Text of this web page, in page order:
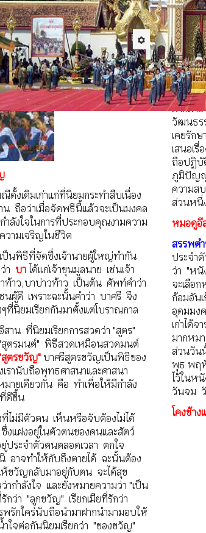
November 2009 Hits: 25238
ดั้งเดิมเก่าแก่ที่นิยมกระทำสืบเนื่อง
น ถือว่าเมื่อจัดพธีนี้แล้วจะเป็นมงคล
ลังใจในการที่ประกอบคุณงามความ
วามเจริญในชีวิต
ป็นพิธีที่จัดซึ่งเจ้านายผู้ใหญ่ทำกัน
า บา ได้แก่เจ้าขุนมูลนาย เช่นเจ้า
ท้าว,บาบ่าวท้าว เป็นต้น ศัพท์คำว่า
นผู้ดี เพราะฉะนั้นคำว่า บาศรี จึง
ที่นิยมเรียกกันมาตั้งแต่โบราณกาล
สาน ที่นิยมเรียกการสวดว่า "สูตร"
สูตรมนต์" พิธีสวดเหมือนสวดมนต์
ตรขวัญ" บาศรีสูตรขวัญเป็นพิธีของ
านับถือพุทธศาสนาและศาสนา
ยเดียวกัน คือ ทำเพื่อให้มีกำลัง
ดีขึ้น
ที่ไม่มีตัวตน เห็นหรือจับต้องไม่ได้
แฝงอยู่ในตัวตนของคนและสัตว์
ประจำตัวตนตลอดเวลา ตกใจ
อาจทำให้กับถึงตายได้ ฉะนั้นต้อง
ขวัญกลับมาอยู่กับตน จะได้สุข
กำลังใจ และยังหมายความว่า "เป็น
กว่า "ลูกขวัญ" เรียกเมียที่รักว่า
พรักใคร่นับถือนำมาฝากนำมามอบให้
ำใจต่อกันนิยมเรียกว่า "ของขวัญ"
ประเพณี
ปัจจุบัน
อย่างรว
เป็นยุค
มากมา
วัฒนธร
เคยรัก
เสนอเ
ถือปฏิบั
ภูมิปัญญ
ความส
ส่วนหนึ่
หมอดูอี
สรรพตำ
ประจำ
ว่า "หนั
จะเลือ
ก้อมอัน
อุดมมง
เก่าได้
มากหม
ส่วนวัน
พุธ พฤ
ไว้ในห
วันจม
โคงช้าง